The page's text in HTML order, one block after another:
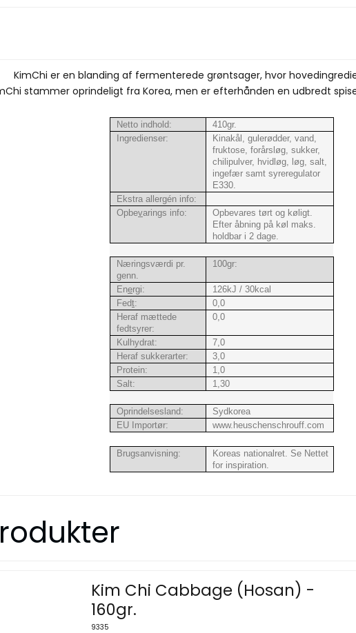
KimChi er en blanding af fermenterede grøntsager, hvor
stammer oprindeligt fra Korea, men er efterhånden en udbredt
Netto indhold:
410gr.
Ingredienser:
Kinakål, gulerødder, vand,
fruktose, forårsløg, sukker,
chilipulver, hvidløg, løg, salt,
ingefær samt syreregulator
E330.
Ekstra allergén info:
Opbevarings info:
Opbevares tørt og køligt.
Efter åbning på køl maks.
holdbar i 2 dage.
Næringsværdi pr.
genn.
100gr:
Energi:
126kJ / 30kcal
Fedt:
0,0
Heraf mættede
fedtsyrer:
0,0
Kulhydrat:
7,0
Heraf sukkerarter:
3,0
Protein:
1,0
Salt:
1,30
Oprindelsesland:
Sydkorea
EU Importør:
www.heuschenschrouff.com
Brugsanvisning:
Koreas nationalret. Se Nettet
for inspiration.
Kim Chi Cabbage (Hosan) -
160gr.
9335